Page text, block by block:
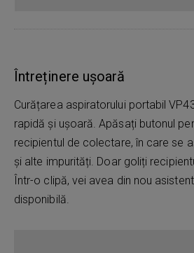
Întreținere ușoară
Curățarea aspiratorului portabil
rapidă și ușoară. Apăsați butonul
recipientul de colectare, în care se
și alte impurități. Doar goliți
Într-o clipă, vei avea din nou
disponibilă.